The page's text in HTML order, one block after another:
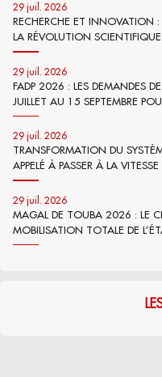
29 juil. 2026
RECHERCHE ET INNOVATION :
LA RÉVOLUTION
29 juil. 2026
FADP 2026 : LES DEMANDES
JUILLET AU 15 SEPTEMBRE
29 juil. 2026
TRANSFORMATION DU
APPELÉ À PASSER À LA VITESSE
29 juil. 2026
MAGAL DE TOUBA 2026 : LE
MOBILISATION TOTALE DE